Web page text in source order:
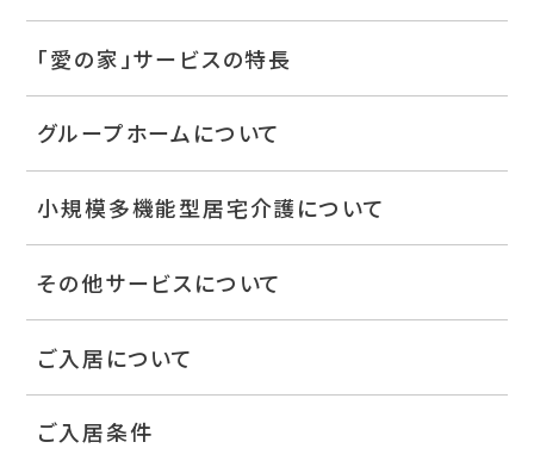
「愛の家」サービスの特長
グループホームについて
小規模多機能型居宅介護について
その他サービスについて
ご入居について
ご入居条件